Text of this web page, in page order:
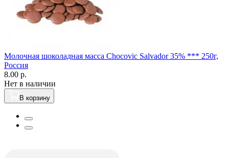
Молочная шоколадная масса Chocovic Salvador 35% *** 250г,
Россия
8.00 р.
Нет в наличии
В корзину